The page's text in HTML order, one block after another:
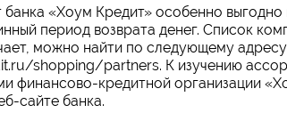
«Хоум Кредит» особенно выгодно
период возврата денег. Список
можно найти по следующему
shopping/partners. К изучению
финансово-кредитной организации
сайте банка.